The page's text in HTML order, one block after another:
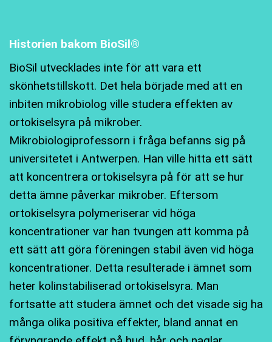
Historien bakom BioSil®
BioSil utvecklades inte för att vara ett
skönhetstillskott. Det hela började med att en
inbiten mikrobiolog ville studera effekten av
ortokiselsyra på mikrober.
Mikrobiologiprofessorn i fråga befanns sig på
universitetet i Antwerpen. Han ville hitta ett sätt
att koncentrera ortokiselsyra på för att se hur
detta ämne påverkar mikrober. Eftersom
ortokiselsyra polymeriserar vid höga
koncentrationer var han tvungen att komma på
ett sätt att göra föreningen stabil även vid höga
koncentrationer. Detta resulterade i ämnet som
heter kolinstabiliserad ortokiselsyra. Man
fortsatte att studera ämnet och det visade sig ha
många olika positiva effekter, bland annat en